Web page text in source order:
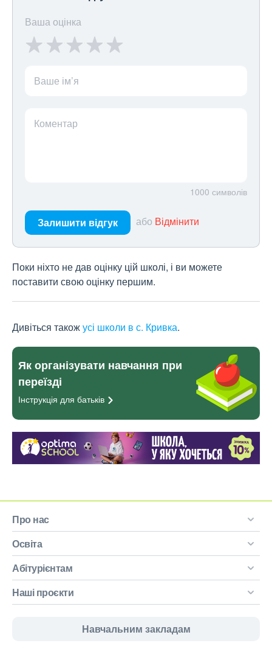
Ваша оцінка
Ваше ім’я
Коментар
1000 символів
Залишити відгук або Відмінити
Поки ніхто не дав оцінку цій школі, і ви можете
поставити свою оцінку першим.
Дивіться такожусі школи в с. Кривка.
Як організувати навчання при
переїзді
Інструкція для батьків
Про нас
Освіта
Абітурієнтам
Наші проєкти
Навчальним закладам